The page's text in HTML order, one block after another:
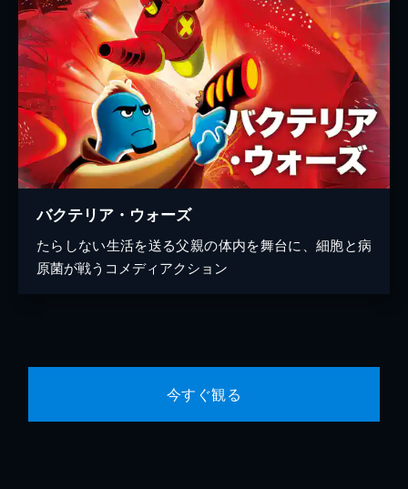
バクテリア・ウォーズ
たらしない生活を送る父親の体内を舞台に、細胞と病
原菌が戦うコメディアクション
今すぐ観る